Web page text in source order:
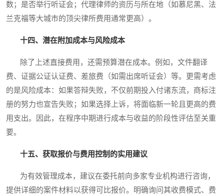
数；是否举行听证会；代理律师的资历与所在地（如慕尼黑、法
兰克福等大城市的顶尖律所费用通常更高）。
十四、潜在附加成本与风险成本
除了上述直接费用，还需预算潜在成本。例如，文件翻译
费、证据公证认证费、差旅费（如需出席听证会）等。更需考虑
的是风险成本：如果答辩失败，不仅前期投入付诸东流，商标注
册的努力也宣告失败；如果选择上诉，将面临新一轮且更高的费
用支出。因此，在程序中期进行成本与收益的阶段性评估至关重
要。
十五、获取报价与费用控制的实用建议
为有效管理成本，建议在委托前向多家专业机构进行咨询，
提供详细的案件材料以获得可比报价。明确询问其收费模式、费